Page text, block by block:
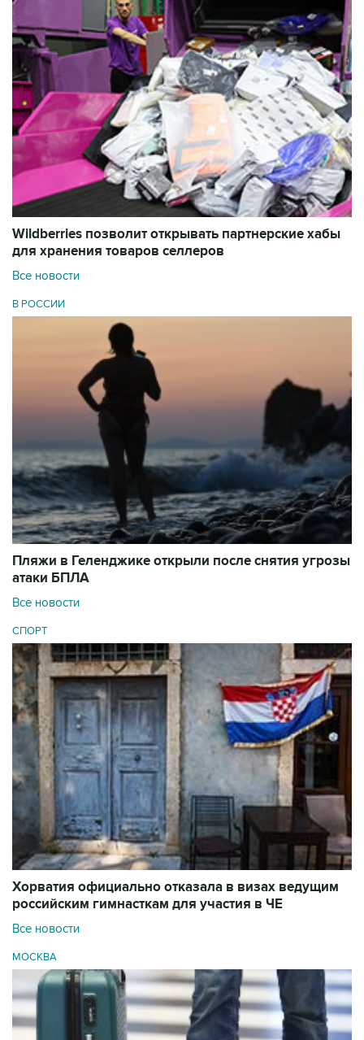
Wildberries позволит открывать партнерские хабы
для хранения товаров селлеров
Все новости
В РОССИИ
Пляжи в Геленджике открыли после снятия угрозы
атаки БПЛА
Все новости
СПОРТ
Хорватия официально отказала в визах ведущим
российским гимнасткам для участия в ЧЕ
Все новости
МОСКВА